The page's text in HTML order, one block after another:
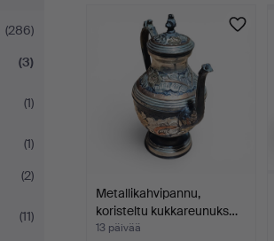
(286)
(3)
(1)
(1)
(2)
(11)
Metallikahvipannu,
koristeltu kukkareunuks…
13 päivää